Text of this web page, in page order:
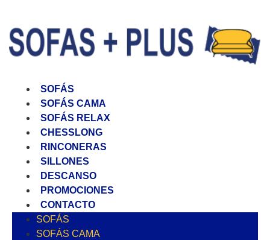
SOFÁS
SOFÁS CAMA
SOFÁS RELAX
CHESSLONG
RINCONERAS
SILLONES
DESCANSO
PROMOCIONES
CONTACTO
SOFÁS
SOFÁS CAMA